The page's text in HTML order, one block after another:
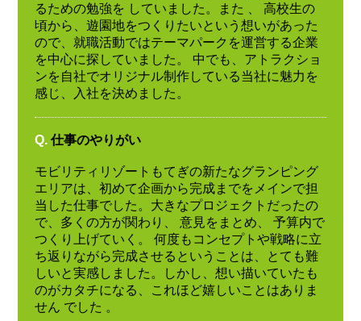
るための勉強を していました。また 、 高校生の
頃から、遊園地をつくりたいという想いがあった
ので、就職活動ではテーマパークを運営する企業
を中心に探していました。 中でも、アトラクショ
ンを自社でオリジナル制作している当社に魅力を
感じ、入社を決めました。
Q. 仕事のやりがい
モビリティリゾートもてぎの新たなグランピング
エリアは、初めて企画から完成までをメインで担
当した仕事でした。大きなプロジェクトだったの
で、多くの方が関わり、 意見をまとめ、 予算内で
つくり上げていく。 何度もコンセプトや戦略に立
ち返りながら完成させるということは、とても難
しいと実感しました。しかし、想い描いていたも
のがカタチになる、これほど嬉しいことはありま
せん でした 。